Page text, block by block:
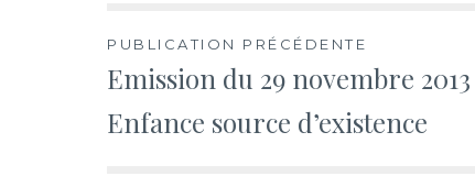
Navigation
de
PUBLICATION PRÉCÉDENTE
Emission du 29 novembre 2013
Enfance source d’existence